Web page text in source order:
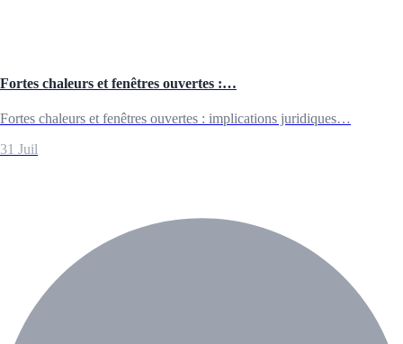
Fortes chaleurs et fenêtres ouvertes :…
Fortes chaleurs et fenêtres ouvertes : implications juridiques…
31 Juil